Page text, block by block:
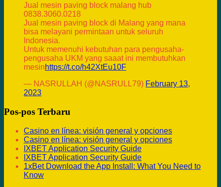
Jual mesin paving block malang hub
0838.3060.0218
Jual mesin paving block di Malang yang mana
bisa melayani permintaan untuk seluruh
Indonesia.
Untuk memenuhi kebutuhan para pengusaha-
pengusaha UKM yang saaat ini membutuhkan
mesinhttps://t.co/h42XtEu10F
— NASRULLAH (@NASRULL79) February 13,
2023
Pos-pos Terbaru
Casino en línea: visión general y opciones
Casino en línea: visión general y opciones
IXBET Application Security Guide
IXBET Application Security Guide
1xBet Download the App Install: What You Need to
Know